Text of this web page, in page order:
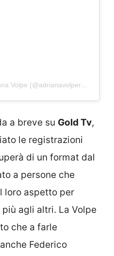
Un post condiviso da Adriana Volpe (@adrianavolpereal)
a breve su Gold Tv,
le registrazioni
di un format dal
a persone che
loro aspetto per
agli altri. La Volpe
che a farle
Federico